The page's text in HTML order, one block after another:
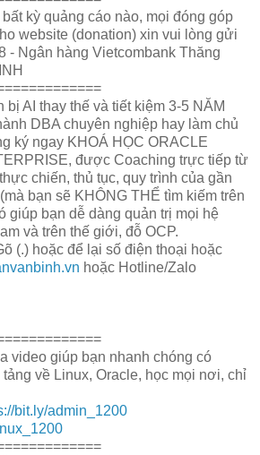
kỳ quảng cáo nào, mọi đóng góp
website (donation) xin vui lòng gửi
- Ngân hàng Vietcombank Thăng
bị AI thay thế và tiết kiệm 3-5 NĂM
DBA chuyên nghiệp hay làm chủ
ký ngay KHOÁ HỌC ORACLE
được Coaching trực tiếp từ
chiến, thủ tục, quy trình của gần
bạn sẽ KHÔNG THỂ tìm kiếm trên
giúp bạn dễ dàng quản trị mọi hệ
và trên thế giới, đỗ OCP.
(.) hoặc để lại số điện thoại hoặc
hoặc Hotline/Zalo
video giúp bạn nhanh chóng có
về Linux, Oracle, học mọi nơi, chỉ
bit.ly/admin_1200